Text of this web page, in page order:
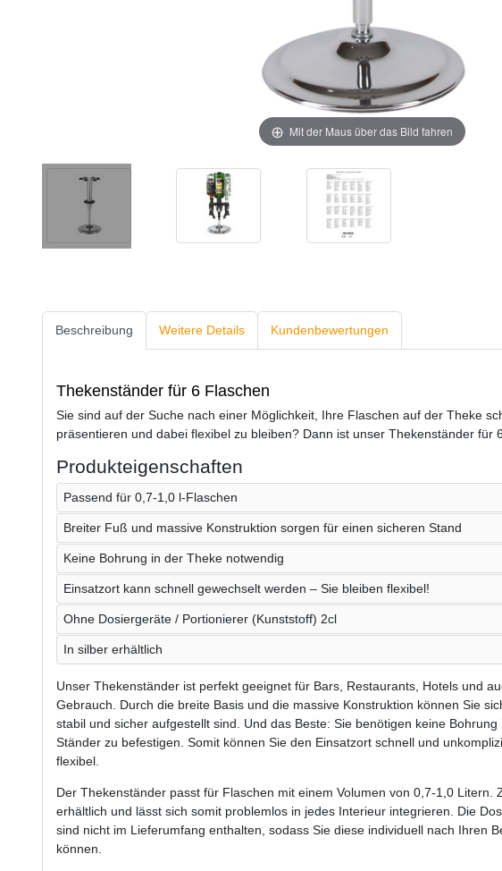
Mit der Maus über das Bild fahren
Beschreibung Weitere Details Kundenbewertungen
Thekenständer für 6 Flaschen
Sie sind auf der Suche nach einer Möglichkeit, Ihre Flaschen auf der Theke
präsentieren und dabei flexibel zu bleiben? Dann ist unser Thekenständer für
Produkteigenschaften
Passend für 0,7-1,0 l-Flaschen
Breiter Fuß und massive Konstruktion sorgen für einen sicheren Stand
Keine Bohrung in der Theke notwendig
Einsatzort kann schnell gewechselt werden – Sie bleiben flexibel!
Ohne Dosiergeräte / Portionierer (Kunststoff) 2cl
In silber erhältlich
Unser Thekenständer ist perfekt geeignet für Bars, Restaurants, Hotels und
Gebrauch. Durch die breite Basis und die massive Konstruktion können Sie
stabil und sicher aufgestellt sind. Und das Beste: Sie benötigen keine
Ständer zu befestigen. Somit können Sie den Einsatzort schnell und
flexibel.
Der Thekenständer passt für Flaschen mit einem Volumen von 0,7-1,0 Litern.
erhältlich und lässt sich somit problemlos in jedes Interieur integrieren. Die
sind nicht im Lieferumfang enthalten, sodass Sie diese individuell nach Ihren
können.